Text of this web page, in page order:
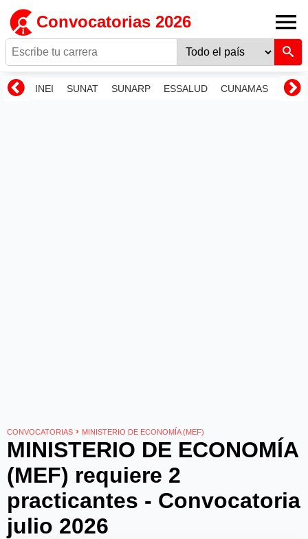
Convocatorias 2026
INEI SUNAT SUNARP ESSALUD CUNAMAS
CONVOCATORIAS › MINISTERIO DE ECONOMÍA (MEF)
MINISTERIO DE ECONOMÍA
(MEF) requiere 2
practicantes - Convocatoria
julio 2026